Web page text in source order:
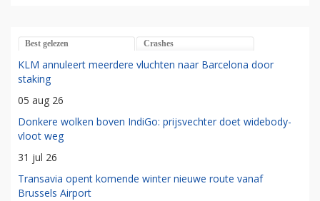
Best gelezen Crashes
KLM annuleert meerdere vluchten naar Barcelona door
staking
05 aug 26
Donkere wolken boven IndiGo: prijsvechter doet widebody-
vloot weg
31 jul 26
Transavia opent komende winter nieuwe route vanaf
Brussels Airport